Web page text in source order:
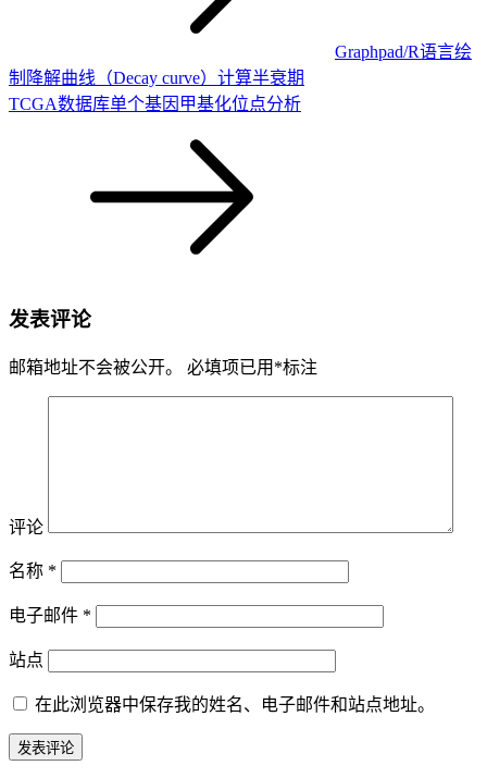
Graphpad/R语言绘
制降解曲线（Decay curve）计算半衰期
TCGA数据库单个基因甲基化位点分析
发表评论
邮箱地址不会被公开。 必填项已用 *标注
评论
名称 *
电子邮件 *
站点
在此浏览器中保存我的姓名、电子邮件和站点地址。